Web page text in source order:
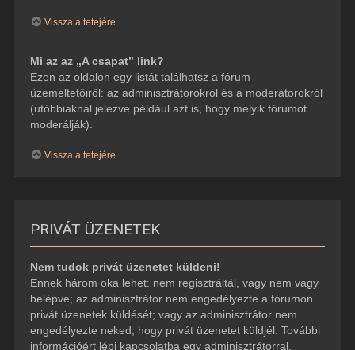
Vissza a tetejére
Mi az az „A csapat” link?
Ezen az oldalon egy listát találhatsz a fórum
üzemeltetőiről: az adminisztrátorokról és a moderátorokról
(utóbbiaknál jelezve például azt is, hogy melyik fórumot
moderálják).
Vissza a tetejére
PRIVÁT ÜZENETEK
Nem tudok privát üzenetet küldeni!
Ennek három oka lehet: nem regisztráltál, vagy nem vagy
belépve; az adminisztrátor nem engedélyezte a fórumon
privát üzenetek küldését; vagy az adminisztrátor nem
engedélyezte neked, hogy privát üzenetet küldjél. További
információért lépj kapcsolatba egy adminisztrátorral.